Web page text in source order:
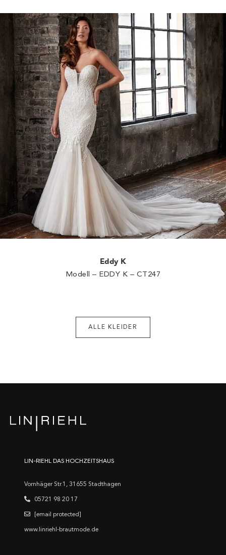
Eddy K
Modell – EDDY K – CT247
ALLE KLEIDER
LIN-RIEHL DAS HOCHZEITSHAUS
Vornhäger Str.1, 31655 Stadthagen
05721 98 20 17
[email protected]
www.linriehl-brautmode.de